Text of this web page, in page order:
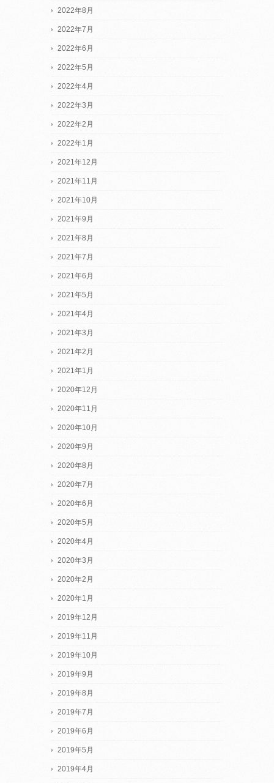
2022年8月
2022年7月
2022年6月
2022年5月
2022年4月
2022年3月
2022年2月
2022年1月
2021年12月
2021年11月
2021年10月
2021年9月
2021年8月
2021年7月
2021年6月
2021年5月
2021年4月
2021年3月
2021年2月
2021年1月
2020年12月
2020年11月
2020年10月
2020年9月
2020年8月
2020年7月
2020年6月
2020年5月
2020年4月
2020年3月
2020年2月
2020年1月
2019年12月
2019年11月
2019年10月
2019年9月
2019年8月
2019年7月
2019年6月
2019年5月
2019年4月